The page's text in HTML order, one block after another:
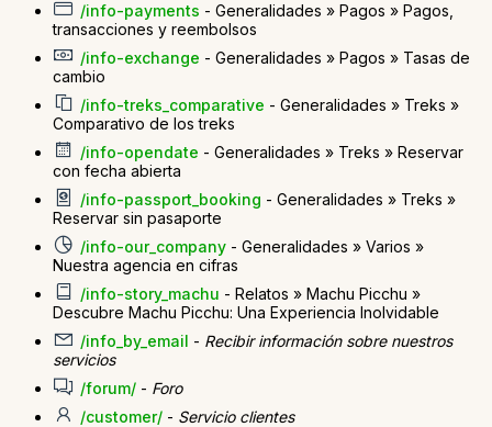
/info-payments - Generalidades » Pagos » Pagos,
transacciones y reembolsos
/info-exchange - Generalidades » Pagos » Tasas de
cambio
/info-treks_comparative - Generalidades » Treks »
Comparativo de los treks
/info-opendate - Generalidades » Treks » Reservar
con fecha abierta
/info-passport_booking - Generalidades » Treks »
Reservar sin pasaporte
/info-our_company - Generalidades » Varios »
Nuestra agencia en cifras
/info-story_machu - Relatos » Machu Picchu »
Descubre Machu Picchu: Una Experiencia Inolvidable
/info_by_email - Recibir información sobre nuestros
servicios
/forum/ - Foro
/customer/ - Servicio clientes